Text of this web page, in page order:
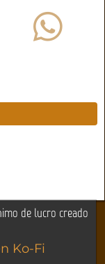
de lucro creado
Ko-Fi